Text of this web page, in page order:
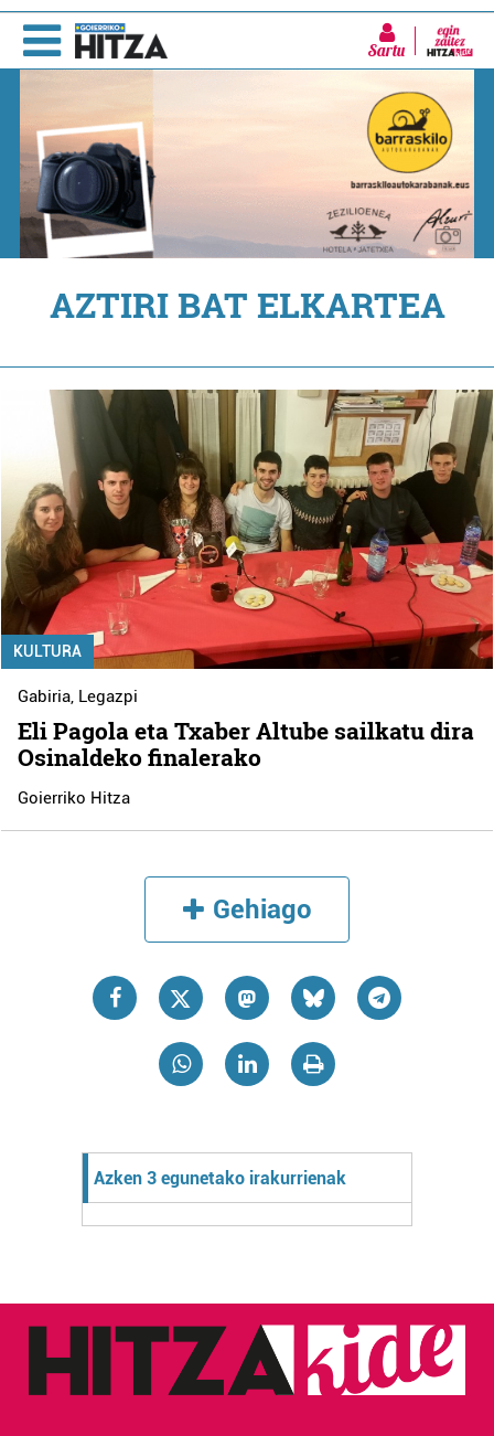
Sartu
AZTIRI BAT ELKARTEA
KULTURA
Gabiria, Legazpi
Eli Pagola eta Txaber Altube sailkatu dira
Osinaldeko finalerako
Goierriko Hitza
Gehiago
Azken 3 egunetako irakurrienak